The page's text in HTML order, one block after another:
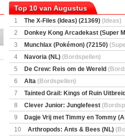
Top 10 van Augustus
1 The X-Files (Ideas) (21369) (Ideas)
2
Donkey Kong Arcadekast (Super
(SuperMario)
3 Munchlax (Pokémon) (72150)
4
Navoria (NL) (Bordspellen)
5
De Crew: Reis om de Wereld
6
Alta (Bordspellen)
7
Tainted Grail: Kings of Ruin
Encounters(Bordspellen)
8 Clever Junior: Junglefeest
9
Dagje Vrij met Timmy en Tommy
(77059)(Ideas)
10 Arthropods: Ants & Bees (NL)